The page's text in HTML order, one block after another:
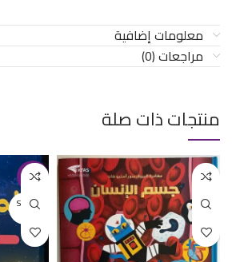
معلومات إضافية
مراجعات (0)
منتجات ذات صلة
-15%
SOLD O
UT